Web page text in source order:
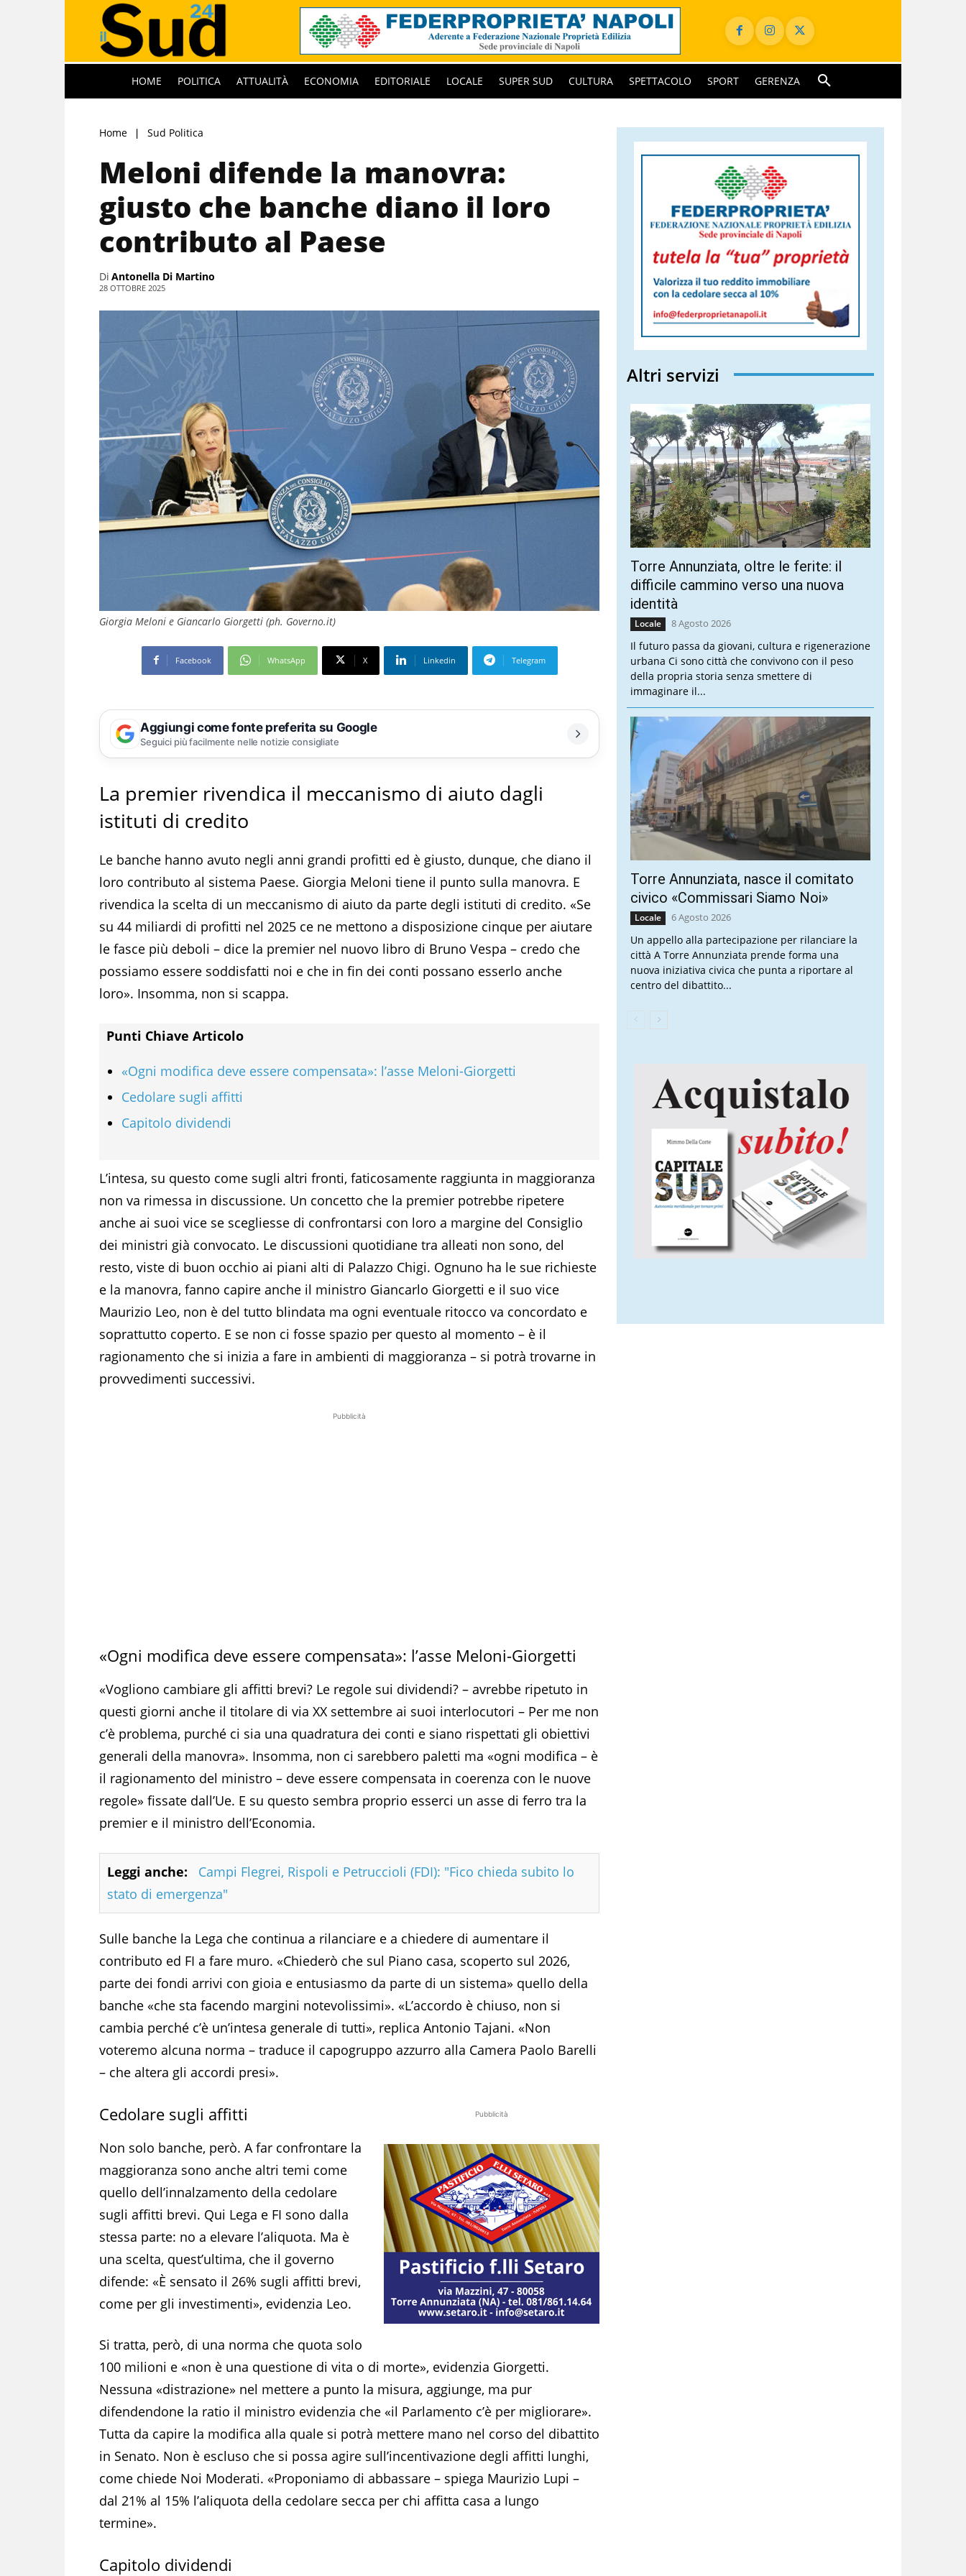
HOME POLITICA ATTUALITÀ ECONOMIA EDITORIALE LOCALE SUPER SUD CULTURA SPETTACOLO SPORT GERENZA
Home Sud Politica
Meloni difende la manovra:
giusto che banche diano il loro
contributo al Paese
Di Antonella Di Martino
28 OTTOBRE 2025
Giorgia Meloni e Giancarlo Giorgetti (ph. Governo.it)
Facebook WhatsApp X Linkedin Telegram
Aggiungi come fonte preferita su Google
Seguici più facilmente nelle notizie consigliate
La premier rivendica il meccanismo di aiuto dagli
istituti di credito
Le banche hanno avuto negli anni grandi profitti ed è giusto, dunque, che diano il
loro contributo al sistema Paese. Giorgia Meloni tiene il punto sulla manovra. E
rivendica la scelta di un meccanismo di aiuto da parte degli istituti di credito. «Se
su 44 miliardi di profitti nel 2025 ce ne mettono a disposizione cinque per aiutare
le fasce più deboli – dice la premier nel nuovo libro di Bruno Vespa – credo che
possiamo essere soddisfatti noi e che in fin dei conti possano esserlo anche
loro». Insomma, non si scappa.
Punti Chiave Articolo
«Ogni modifica deve essere compensata»: l’asse Meloni-Giorgetti
Cedolare sugli affitti
Capitolo dividendi
L’intesa, su questo come sugli altri fronti, faticosamente raggiunta in maggioranza
non va rimessa in discussione. Un concetto che la premier potrebbe ripetere
anche ai suoi vice se scegliesse di confrontarsi con loro a margine del Consiglio
dei ministri già convocato. Le discussioni quotidiane tra alleati non sono, del
resto, viste di buon occhio ai piani alti di Palazzo Chigi. Ognuno ha le sue richieste
e la manovra, fanno capire anche il ministro Giancarlo Giorgetti e il suo vice
Maurizio Leo, non è del tutto blindata ma ogni eventuale ritocco va concordato e
soprattutto coperto. E se non ci fosse spazio per questo al momento – è il
ragionamento che si inizia a fare in ambienti di maggioranza – si potrà trovarne in
provvedimenti successivi.
Pubblicità
«Ogni modifica deve essere compensata»: l’asse Meloni-Giorgetti
«Vogliono cambiare gli affitti brevi? Le regole sui dividendi? – avrebbe ripetuto in
questi giorni anche il titolare di via XX settembre ai suoi interlocutori – Per me non
c’è problema, purché ci sia una quadratura dei conti e siano rispettati gli obiettivi
generali della manovra». Insomma, non ci sarebbero paletti ma «ogni modifica – è
il ragionamento del ministro – deve essere compensata in coerenza con le nuove
regole» fissate dall’Ue. E su questo sembra proprio esserci un asse di ferro tra la
premier e il ministro dell’Economia.
Leggi anche:
Campi Flegrei, Rispoli e Petruccioli (FDI): "Fico chieda subito lo
stato di emergenza"
Sulle banche la Lega che continua a rilanciare e a chiedere di aumentare il
contributo ed FI a fare muro. «Chiederò che sul Piano casa, scoperto sul 2026,
parte dei fondi arrivi con gioia e entusiasmo da parte di un sistema» quello della
banche «che sta facendo margini notevolissimi». «L’accordo è chiuso, non si
cambia perché c’è un’intesa generale di tutti», replica Antonio Tajani. «Non
voteremo alcuna norma – traduce il capogruppo azzurro alla Camera Paolo Barelli
– che altera gli accordi presi».
Pubblicità
Cedolare sugli affitti
Non solo banche, però. A far confrontare la
maggioranza sono anche altri temi come
quello dell’innalzamento della cedolare
sugli affitti brevi. Qui Lega e FI sono dalla
stessa parte: no a elevare l’aliquota. Ma è
una scelta, quest’ultima, che il governo
difende: «È sensato il 26% sugli affitti brevi,
come per gli investimenti», evidenzia Leo.
Si tratta, però, di una norma che quota solo
100 milioni e «non è una questione di vita o di morte», evidenzia Giorgetti.
Nessuna «distrazione» nel mettere a punto la misura, aggiunge, ma pur
difendendone la ratio il ministro evidenzia che «il Parlamento c’è per migliorare».
Tutta da capire la modifica alla quale si potrà mettere mano nel corso del dibattito
in Senato. Non è escluso che si possa agire sull’incentivazione degli affitti lunghi,
come chiede Noi Moderati. «Proponiamo di abbassare – spiega Maurizio Lupi –
dal 21% al 15% l’aliquota della cedolare secca per chi affitta casa a lungo
termine».
Capitolo dividendi
Altri servizi
Torre Annunziata, oltre le ferite: il
difficile cammino verso una nuova
identità
Locale 8 Agosto 2026
Il futuro passa da giovani, cultura e rigenerazione
urbana Ci sono città che convivono con il peso
della propria storia senza smettere di
immaginare il...
Torre Annunziata, nasce il comitato
civico «Commissari Siamo Noi»
Locale 6 Agosto 2026
Un appello alla partecipazione per rilanciare la
città A Torre Annunziata prende forma una
nuova iniziativa civica che punta a riportare al
centro del dibattito...